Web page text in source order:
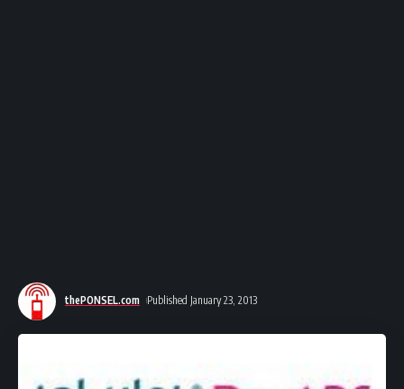
thePONSEL.com Published January 23, 2013